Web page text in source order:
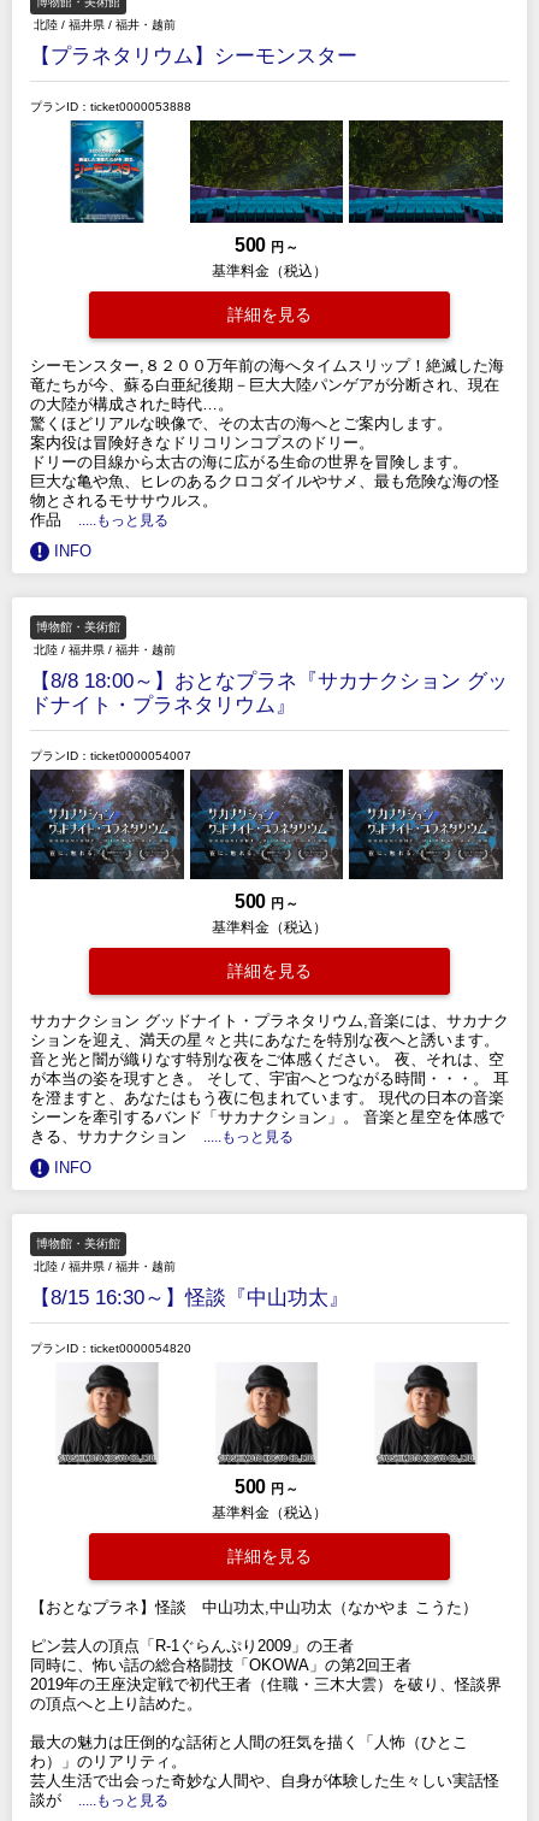
北陸 / 福井県 / 福井・越前
【プラネタリウム】シーモンスター
プランID：ticket0000053888
500 円 ～
基準料金（税込）
詳細を見る
シーモンスター,８２００万年前の海へタイムスリップ！絶滅した海
竜たちが今、蘇る白亜紀後期－巨大大陸パンゲアが分断され、現在
の大陸が構成された時代…。
驚くほどリアルな映像で、その太古の海へとご案内します。
案内役は冒険好きなドリコリンコプスのドリー。
ドリーの目線から太古の海に広がる生命の世界を冒険します。
巨大な亀や魚、ヒレのあるクロコダイルやサメ、最も危険な海の怪
物とされるモササウルス。
作品
.....もっと見る
INFO
博物館・美術館
北陸 / 福井県 / 福井・越前
【8/8 18:00～】おとなプラネ『サカナクション グッ
ドナイト・プラネタリウム』
プランID：ticket0000054007
500 円 ～
基準料金（税込）
詳細を見る
サカナクション グッドナイト・プラネタリウム,音楽には、サカナク
ションを迎え、満天の星々と共にあなたを特別な夜へと誘います。
音と光と闇が織りなす特別な夜をご体感ください。 夜、それは、空
が本当の姿を現すとき。 そして、宇宙へとつながる時間・・・。 耳
を澄ますと、あなたはもう夜に包まれています。 現代の日本の音楽
シーンを牽引するバンド「サカナクション」。 音楽と星空を体感で
きる、サカナクション
.....もっと見る
INFO
博物館・美術館
北陸 / 福井県 / 福井・越前
【8/15 16:30～】怪談『中山功太』
プランID：ticket0000054820
500 円 ～
基準料金（税込）
詳細を見る
【おとなプラネ】怪談 中山功太,中山功太（なかやま こうた）
ピン芸人の頂点「R-1ぐらんぷり2009」の王者
同時に、怖い話の総合格闘技「OKOWA」の第2回王者
2019年の王座決定戦で初代王者（住職・三木大雲）を破り、怪談界
の頂点へと上り詰めた。
最大の魅力は圧倒的な話術と人間の狂気を描く「人怖（ひとこ
わ）」のリアリティ。
芸人生活で出会った奇妙な人間や、自身が体験した生々しい実話怪
談が
.....もっと見る